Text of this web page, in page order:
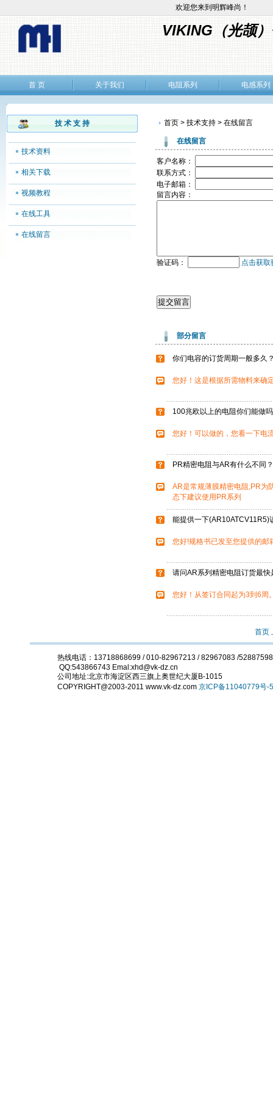
欢迎您来到明辉峰尚！
VIKING（光颉
首 页 关于我们 电阻系列 电感系列
技 术 支 持
技术资料
相关下载
视频教程
在线工具
在线留言
首页 > 技术支持 > 在线留言
在线留言
客户名称：
联系方式：
电子邮箱：
留言内容：
验证码： 点击获取
部分留言
你们电容的订货周期一般多久
您好！这是根据所需物料来确
100兆欧以上的电阻你们能做
您好！可以做的，您看一下电
PR精密电阻与AR有什么不同？
AR是常规薄膜精密电阻,PR为
态下建议使用PR系列
能提供一下(AR10ATCV11R5)
您好!规格书已发至您提供的邮
请问AR系列精密电阻订货最快
您好！从签订合同起为3到6周
首页
热线电话：13718868699 / 010-82967213 / 82967083 /
QQ:543866743 Emal:xhd@vk-dz.cn
公司地址:北京市海淀区西三旗上奥世纪大厦B-1015
COPYRIGHT@2003-2011 www.vk-dz.com 京ICP备11040779号-5